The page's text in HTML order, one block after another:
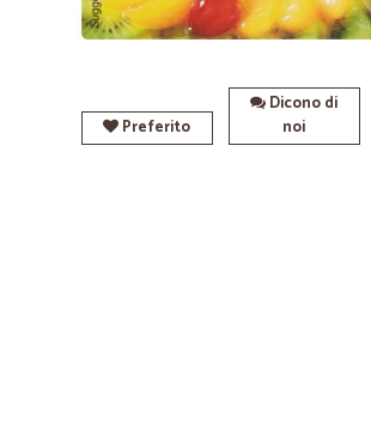
Preferito
Dicono di
noi